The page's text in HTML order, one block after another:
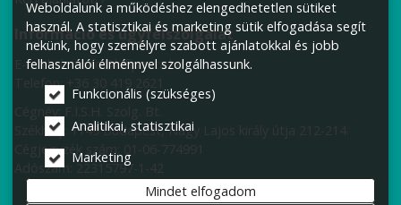
Információ és ügyfélszolgálat
E-mail cím:info@lufiposta.hu
Telefon:+36 30 419 2621
Cégnév: F.I.S.H. Szolg. Bt.
Székhely: 1149 Budapest, Nagy Lajos király útja 212-214.
Cégjegyzék szám: 01-06-774991
Adószám: 22315797-1-42
Weboldalunk a működéshez elengedhetetlen sütiket
használ. A statisztikai és marketing sütik elfogadása segít
nekünk, hogy személyre szabott ajánlatokkal és jobb
felhasználói élménnyel szolgálhassunk.
Funkcionális (szükséges)
Analitikai, statisztikai
Marketing
Mindet elfogadom